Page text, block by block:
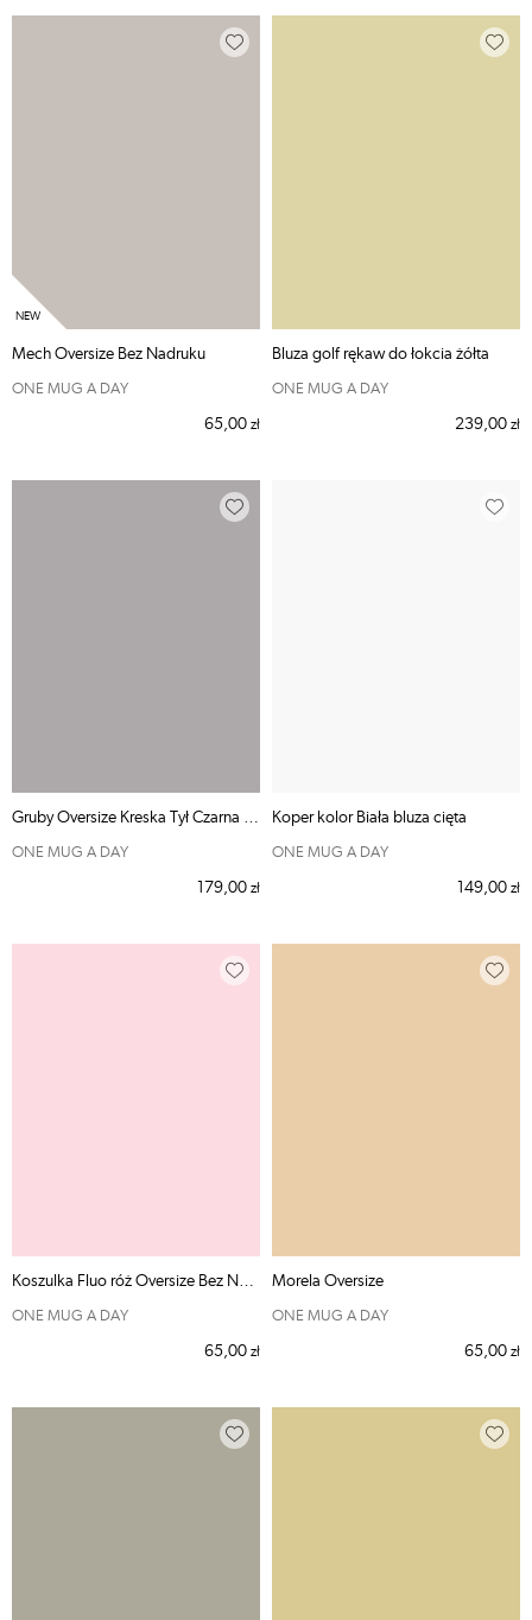
Mech Oversize Bez Nadruku
ONE MUG A DAY
65,00 zł
Bluza golf rękaw do łokcia żółta
ONE MUG A DAY
239,00 zł
Gruby Oversize Kreska Tył Czarna Max Z
ONE MUG A DAY
179,00 zł
Koper kolor Biała bluza cięta
ONE MUG A DAY
149,00 zł
Koszulka Fluo róż Oversize Bez Nadruku
ONE MUG A DAY
65,00 zł
Morela Oversize
ONE MUG A DAY
65,00 zł